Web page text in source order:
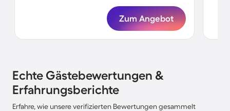
Zum Angebot
Echte Gästebewertungen &
Erfahrungsberichte
Erfahre, wie unsere verifizierten Bewertungen gesammelt